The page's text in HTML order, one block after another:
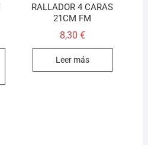
RALLADOR 4 CARAS
21CM FM
8,30 €
Leer más